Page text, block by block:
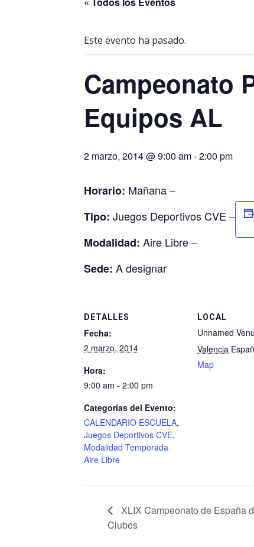
Este evento ha pasado.
Campeonato
Equipos AL
2 marzo, 2014 @ 9:00 am-2:00 pm
Horario: Mañana –
Tipo: Juegos Deportivos CVE –
Modalidad: Aire Libre –
Sede: A designar
DETALLES
Fecha:
2 marzo, 2014
Hora:
9:00 am - 2:00 pm
Categorías del Evento:
CALENDARIO ESCUELA,
Juegos Deportivos CVE,
Modalidad Temporada
Aire Libre
LOCAL
Unnamed
Valencia
Map
XLIX Campeonato de España
Clubes